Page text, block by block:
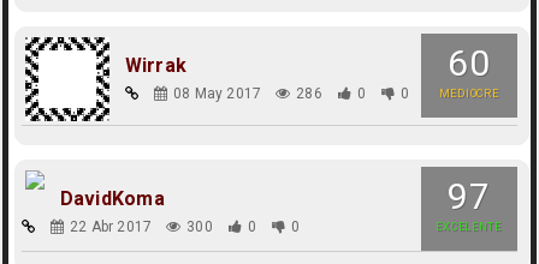
60
MEDIOCRE
Wirrak
08 May 2017 286 0 0
97
EXCELENTE
DavidKoma
22 Abr 2017 300 0 0